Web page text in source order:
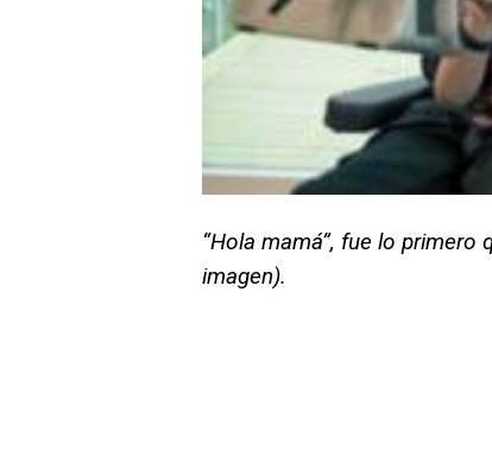
“Hola mamá”, fue lo primero
imagen).